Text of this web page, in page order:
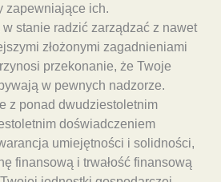
zapewniające ich.
stanie radzić zarządzać z nawet
złożonymi zagadnieniami
przekonanie, że Twoje
w pewnych nadzorze.
z ponad dwudziestoletnim
doświadczeniem
umiejętności i solidności,
finansową i trwałość finansową